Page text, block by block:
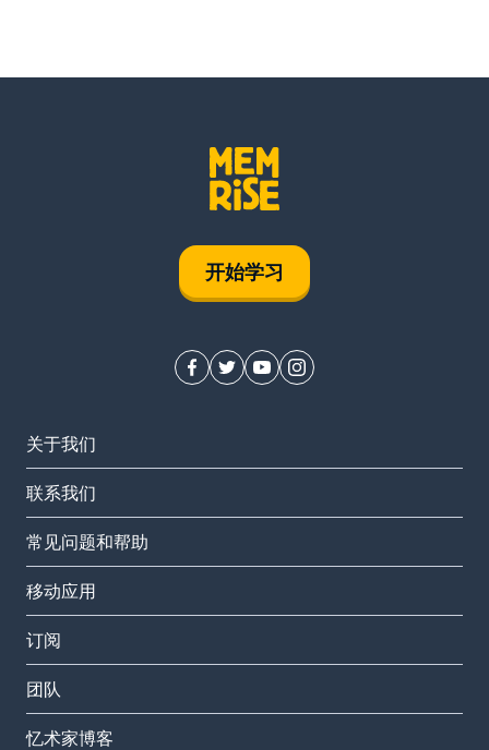
开始学习
关于我们
联系我们
常见问题和帮助
移动应用
订阅
团队
忆术家博客